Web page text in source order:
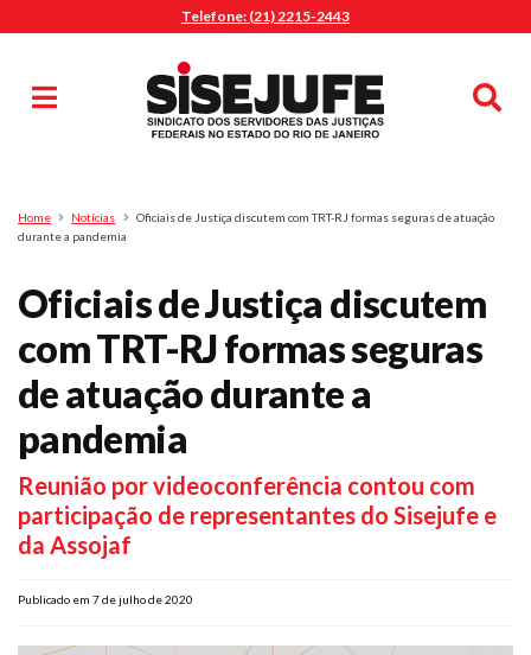
Telefone: (21) 2215-2443
Pesquisa
Home Notícias
Oficiais de Justiça discutem com TRT-RJ formas seguras de atuação
durante a pandemia
Oficiais de Justiça discutem
com TRT-RJ formas seguras
de atuação durante a
pandemia
Reunião por videoconferência contou com
participação de representantes do Sisejufe e
da Assojaf
Publicado em 7 de julho de 2020
MENU
Sindicalize-se
Jurídico
O Sindicato
Agenda
Casa do Alto
Sede Campestre
Nossos Convênios
Gympass Wellhub
Seguro Auto
Plano de Saúde
Assistência Funeral